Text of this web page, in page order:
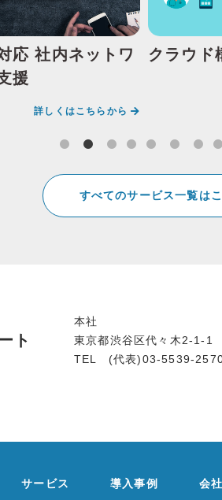
応 社内ネットワ
援
詳しくはこちらから
クラウド
すべてのサービス一覧は
ト
本社
東京都渋谷区代々木2-1-1
TEL (代表)03-5539-
サービス 導入事例 会